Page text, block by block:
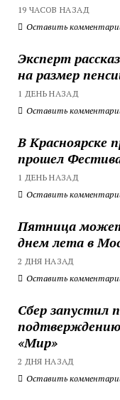
19 ЧАСОВ НАЗАД
Оставить
Эксперт
на размер
1 ДЕНЬ НАЗАД
Оставить
В Красноярске
прошел
1 ДЕНЬ НАЗАД
Оставить
Пятница
днем лета в
2 ДНЯ НАЗАД
Оставить
Сбер запустил
«Мир»
2 ДНЯ НАЗАД
Оставить